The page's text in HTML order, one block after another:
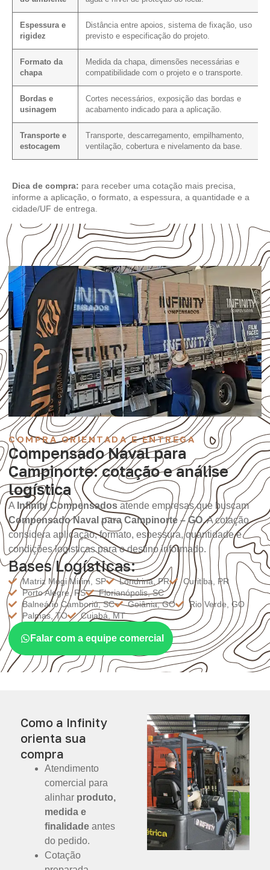
Espessura e
rigidez
Distância entre apoios, sistema de fixação, uso
previsto e especificação do projeto.
Formato da
chapa
Medida da chapa, dimensões necessárias e
compatibilidade com o projeto e o transporte.
Bordas e
usinagem
Cortes necessários, exposição das bordas e
acabamento indicado para a aplicação.
Transporte e
estocagem
Transporte, descarregamento, empilhamento,
ventilação, cobertura e nivelamento da base.
Dica de compra: para receber uma cotação mais precisa,
informe a aplicação, o formato, a espessura, a quantidade e a
cidade/UF de entrega.
COMPRA ORIENTADA E ENTREGA
Compensado Naval para
Campinorte: cotação e análise
logística
A Infinity Compensados atende empresas que buscam
Compensado Naval para Campinorte – GO. A cotação
considera aplicação, formato, espessura, quantidade e
condições logísticas para o destino informado.
Bases Logísticas:
Matriz Mogi Mirim, SP Londrina, PR
Curitiba, PR
Porto Alegre, RS
Florianópolis, SC
Balneário Camboriú, SC
Goiânia, GO
Rio Verde, GO
Palmas, TO
Cuiabá, MT
Falar com a equipe comercial
Como a Infinity
orienta sua
compra
Atendimento
comercial para
alinhar produto,
medida e
finalidade antes
do pedido.
Cotação